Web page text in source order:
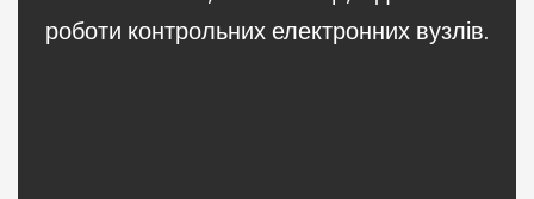
роботи контрольних електронних вузлів.